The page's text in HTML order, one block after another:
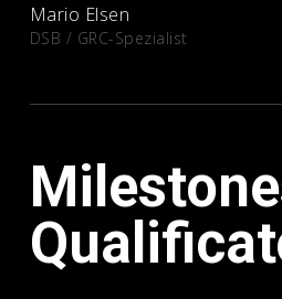
Mario Elsen
DSB / GRC-Spezialist